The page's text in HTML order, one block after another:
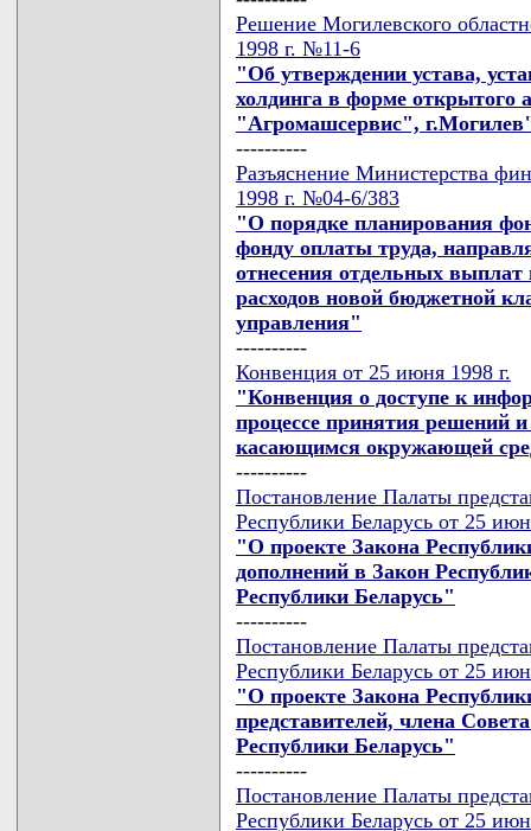
Решение Могилевского
1998 г. №11-6
"Об утверждении устава,
холдинга в форме открытого
"Агромашсервис",
----------
Разъяснение Министерства
1998 г. №04-6/383
"О порядке планирования
фонду оплаты труда,
отнесения отдельных
расходов новой бюджетной
управления"
----------
Конвенция от 25 июня 1998 г.
"Конвенция о доступе к
процессе принятия решений
касающимся окружающей
----------
Постановление Палаты
Республики Беларусь от 25
"О проекте Закона
дополнений в Закон
Республики Беларусь"
----------
Постановление Палаты
Республики Беларусь от 25
"О проекте Закона
представителей, члена
Республики Беларусь"
----------
Постановление Палаты
Республики Беларусь от 25